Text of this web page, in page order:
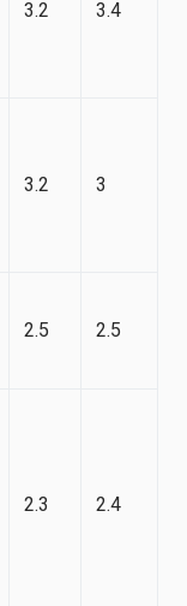
3.2 3.4
3.2 3
2.5 2.5
2.3 2.4